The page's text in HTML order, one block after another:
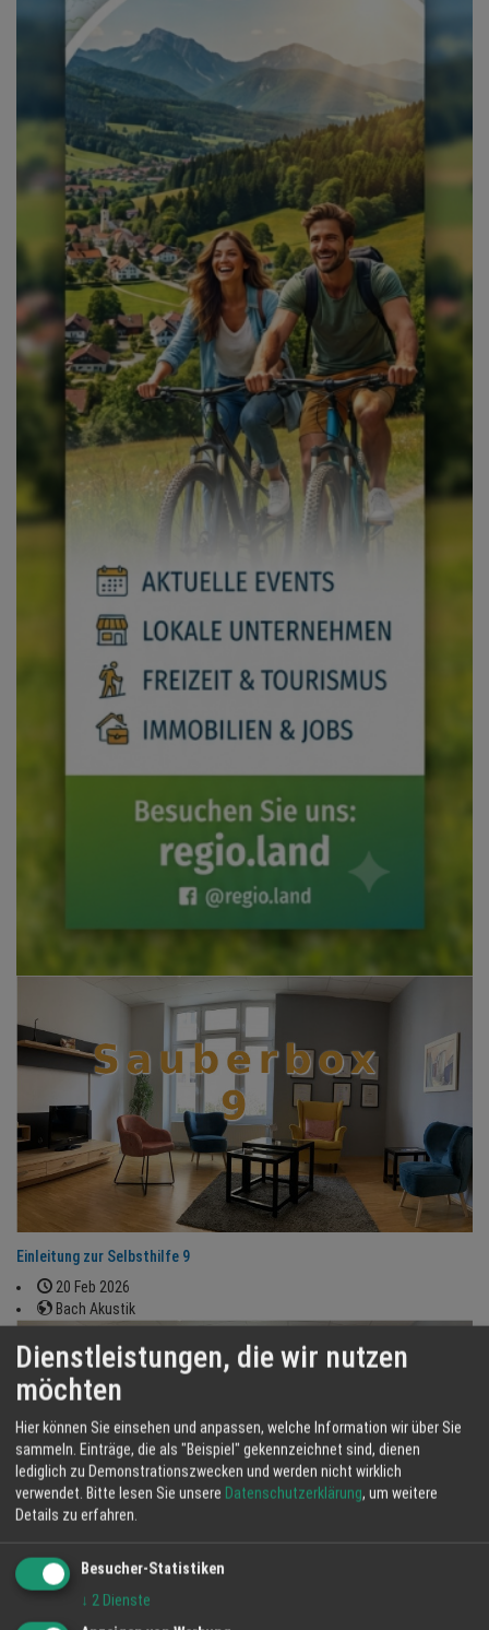
Einleitung zur Selbsthilfe 9
20 Feb 2026
Bach Akustik
Anleitung zur Selbsthilfe 4
Dienstleistungen, die wir nutzen
möchten
Hier können Sie einsehen und anpassen, welche Information wir über Sie
sammeln. Einträge, die als "Beispiel" gekennzeichnet sind, dienen
lediglich zu Demonstrationszwecken und werden nicht wirklich
verwendet. Bitte lesen Sie unsere Datenschutzerklärung, um weitere
Details zu erfahren.
Besucher-Statistiken
↓ 2 Dienste